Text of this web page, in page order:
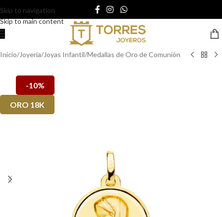
Skip to navigation
Skip to main content
Inicio/Joyería/Joyas Infantil/Medallas de Oro de Comunión
-10%
ORO 18K